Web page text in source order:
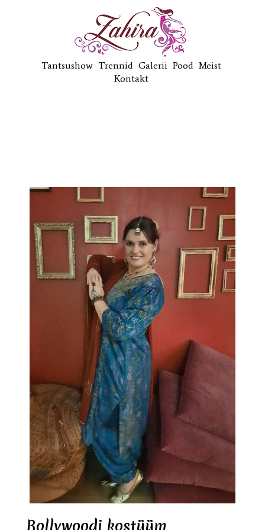
Tantsushow Trennid Galerii Pood Meist
Kontakt
Bollywoodi kostüüm